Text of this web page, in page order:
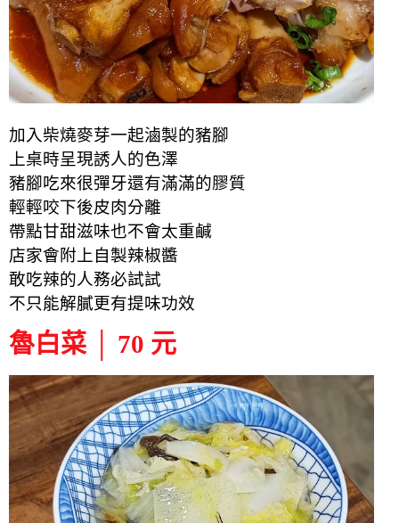
加入柴燒麥芽一起滷製的豬腳
上桌時呈現誘人的色澤
豬腳吃來很彈牙還有滿滿的膠質
輕輕咬下後皮肉分離
帶點甘甜滋味也不會太重鹹
店家會附上自製辣椒醬
敢吃辣的人務必試試
不只能解膩更有提味功效
魯白菜 │ 70 元